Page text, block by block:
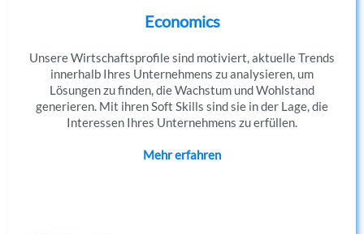
Economics
Unsere Wirtschaftsprofile sind motiviert, aktuelle Trends
innerhalb Ihres Unternehmens zu analysieren, um
Lösungen zu finden, die Wachstum und Wohlstand
generieren. Mit ihren Soft Skills sind sie in der Lage, die
Interessen Ihres Unternehmens zu erfüllen.
Mehr erfahren